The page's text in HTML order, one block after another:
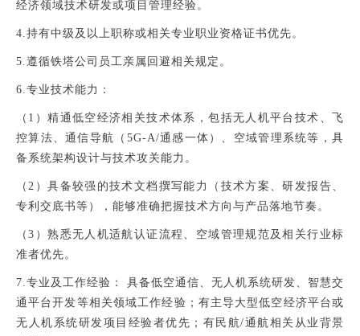
经济领域技术研发或项目管理经验。
4.持有中级及以上职称或相关专业职业资格证书优先。
5.遵循铁塔公司员工亲属回避相关规定。
6.专业技术能力：
（1）精通低空经济相关技术体系，包括无人机平台技术、飞
控算法、通信导航（5G-A/通感一体）、空域管理系统等，具
备系统架构设计与技术攻关能力。
（2）具备较强的技术文档撰写能力（技术方案、研发报告、
专利交底书等），能够准确把握技术方向与产品落地节奏。
（3）熟悉无人机适航认证流程、空域管理规范及相关行业标
准者优先。
7.专业及工作经验： 具备低空通信、无人机系统研发、智慧交
通平台开发等相关领域工作经验；有主导大型低空经济平台或
无人机系统研发项目经验者优先；有民航/通航相关从业背景